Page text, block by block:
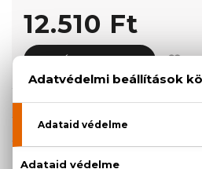
12.510 Ft
Törzsvásárlóknak csak:11.885 Ft